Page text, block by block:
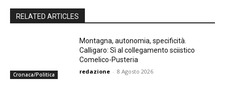
RELATED ARTICLES
Cronaca/Politica
Montagna, autonomia, specificità.
Calligaro: Sì al collegamento sciistico
Comelico-Pusteria
redazione - 8 Agosto 2026